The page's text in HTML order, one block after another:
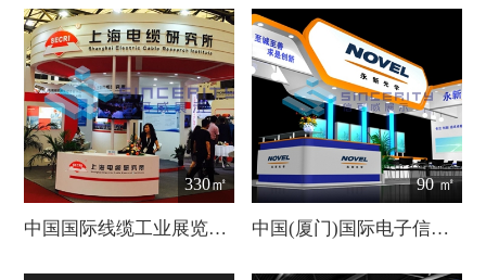
330㎡
中国国际线缆工业展览会展台设计
90 ㎡
中国(厦门)国际电子信息及光电产业展览会